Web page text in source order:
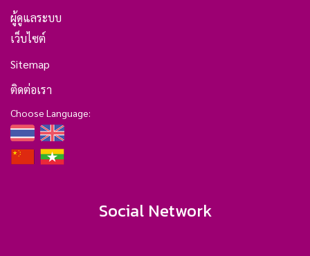
ผู้ดูแลระบบ
เว็บไซต์
Sitemap
ติดต่อเรา
Choose Language:
Social Network